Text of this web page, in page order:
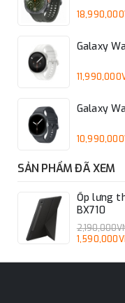
Galaxy
Galaxy
SẢN PHẨM ĐÃ XEM
Ốp lưng
BX710